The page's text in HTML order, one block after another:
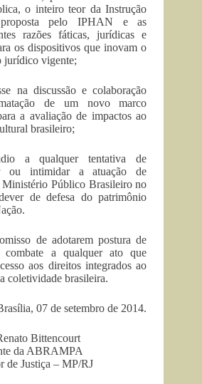
o inteiro teor da Instrução
pelo IPHAN e as
razões fáticas, jurídicas e
os dispositivos que inovam o
jurídico vigente;
na discussão e colaboração
de um novo marco
a avaliação de impactos ao
brasileiro;
a qualquer tentativa de
ou intimidar a atuação de
Ministério Público Brasileiro no
de defesa do patrimônio
de adotarem postura de
combate a qualquer ato que
aos direitos integrados ao
coletividade brasileira.
07 de setembro de 2014.
Bittencourt
da ABRAMPA
de Justiça – MP/RJ